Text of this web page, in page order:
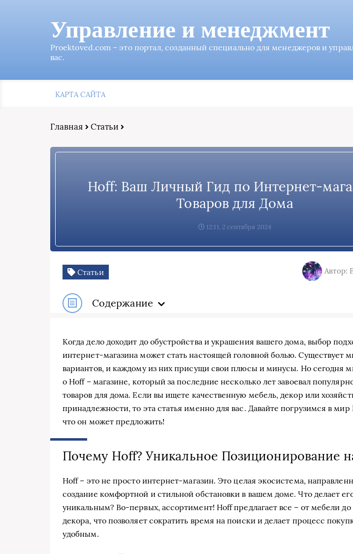
Управление и менеджмент
Proektoved.com – это портал, созданный специально для менеджеров и
вас.
КАРТА САЙТА
Главная Статьи
Hoff: Ваш Личный Гид по Интернет-
Товаров для Дома
12:11, 2 сентября 2024
Статьи Автор:
Содержание
Когда дело доходит до обустройства и украшения вашего дома, выбор
интернет-магазина может стать настоящей головной болью. Существует
вариантов, и каждому из них присущи свои плюсы и минусы. Но сегодня
о Hoff – магазине, который за последние несколько лет завоевал
товаров для дома. Если вы ищете качественную мебель, декор или
принадлежности, то эта статья именно для вас. Давайте погрузимся в мир
что он может предложить!
Почему Hoff? Уникальное Позиционирование
Hoff – это не просто интернет-магазин. Это целая экосистема,
создание комфортной и стильной обстановки в вашем доме. Что делает
уникальным? Во-первых, ассортимент! Hoff предлагает все – от мебели
декора, что позволяет сократить время на поиски и делает процесс
удобным.